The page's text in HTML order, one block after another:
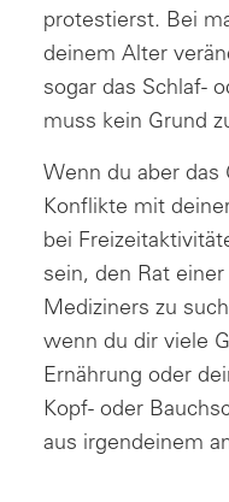
protestierst. Bei
deinem Alter
sogar das Schlaf-
muss kein Grund
Wenn du aber das
Konflikte mit
bei
sein, den Rat
Mediziners zu
wenn du dir viele
Ernährung oder
Kopf- oder
aus irgendeinem